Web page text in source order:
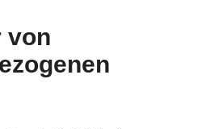
von